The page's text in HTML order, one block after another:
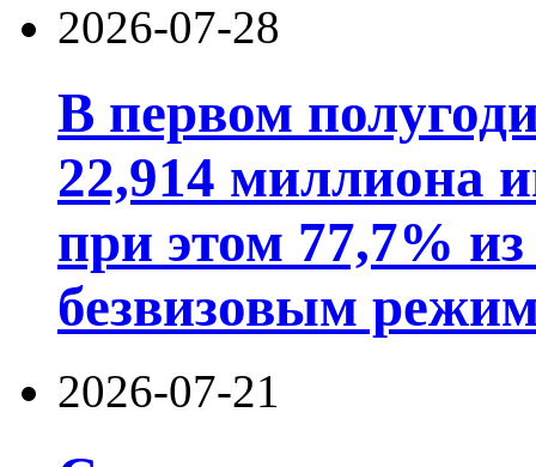
2026-07-28
В первом
22,914 миллиона
при этом 77,7%
безвизовым
2026-07-21